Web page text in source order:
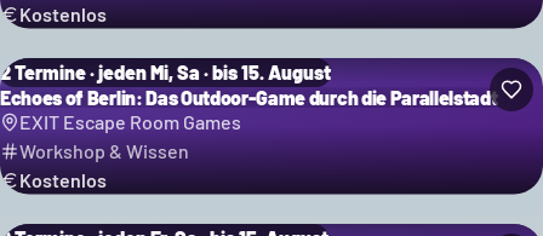
Kostenlos
2 Termine · jeden Mi, Sa · bis 15. August
Echoes of Berlin: Das Outdoor-Game durch die Parallelstadt
EXIT Escape Room Games
Workshop & Wissen
Kostenlos